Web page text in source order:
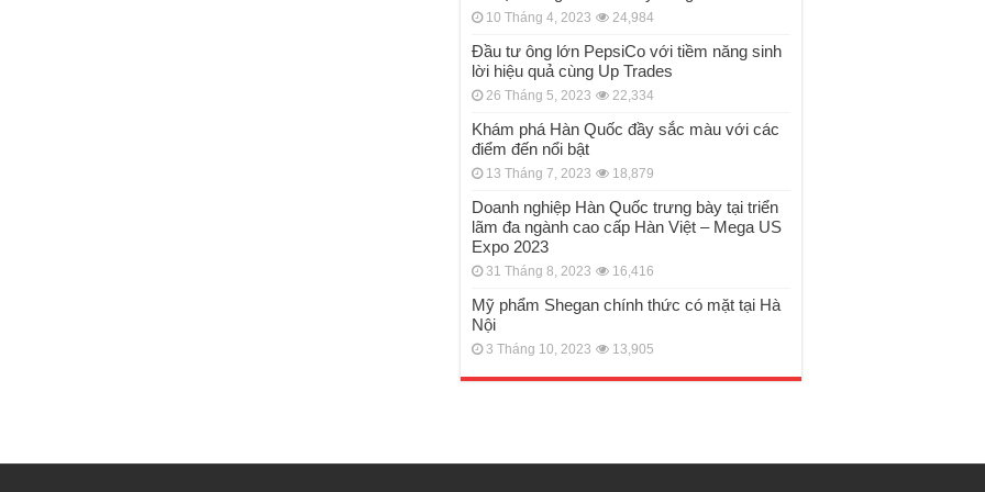
10 Tháng 4, 2023 24,984
Đầu tư ông lớn PepsiCo với tiềm năng sinh
lời hiệu quả cùng Up Trades
26 Tháng 5, 2023 22,334
Khám phá Hàn Quốc đầy sắc màu với các
điểm đến nổi bật
13 Tháng 7, 2023 18,879
Doanh nghiệp Hàn Quốc trưng bày tại triển
lãm đa ngành cao cấp Hàn Việt – Mega US
Expo 2023
31 Tháng 8, 2023 16,416
Mỹ phẩm Shegan chính thức có mặt tại Hà
Nội
3 Tháng 10, 2023 13,905